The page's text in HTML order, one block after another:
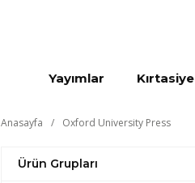
Yayımlar Kırtasiye
Anasayfa Oxford University Press
Ürün Grupları